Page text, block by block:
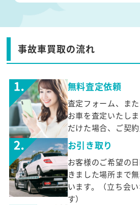
事故車買取の流れ
無料査定依頼
査定フォーム、ま
お車を査定いたし
だけた場合、ご契約
お引き取り
お客様のご希望の
きました場所まで
います。（立ち会
す）